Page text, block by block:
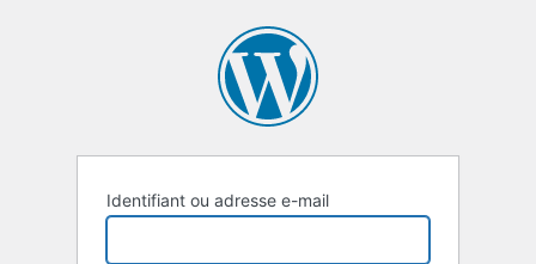
Identifiant ou adresse e-mail